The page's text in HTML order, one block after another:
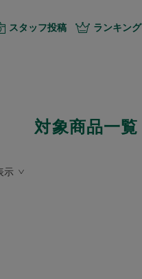
スタッフ投稿 ランキング
対象商品一覧
示